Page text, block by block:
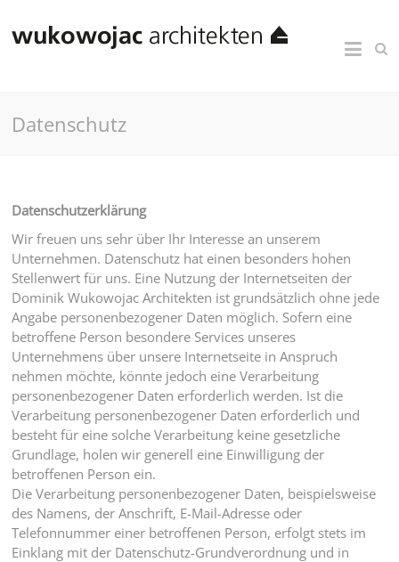
Datenschutz
Datenschutzerklärung
Wir freuen uns sehr über Ihr Interesse an unserem
Unternehmen. Datenschutz hat einen besonders hohen
Stellenwert für uns. Eine Nutzung der Internetseiten der
Dominik Wukowojac Architekten ist grundsätzlich ohne jede
Angabe personenbezogener Daten möglich. Sofern eine
betroffene Person besondere Services unseres
Unternehmens über unsere Internetseite in Anspruch
nehmen möchte, könnte jedoch eine Verarbeitung
personenbezogener Daten erforderlich werden. Ist die
Verarbeitung personenbezogener Daten erforderlich und
besteht für eine solche Verarbeitung keine gesetzliche
Grundlage, holen wir generell eine Einwilligung der
betroffenen Person ein.
Die Verarbeitung personenbezogener Daten, beispielsweise
des Namens, der Anschrift, E-Mail-Adresse oder
Telefonnummer einer betroffenen Person, erfolgt stets im
Einklang mit der Datenschutz-Grundverordnung und in